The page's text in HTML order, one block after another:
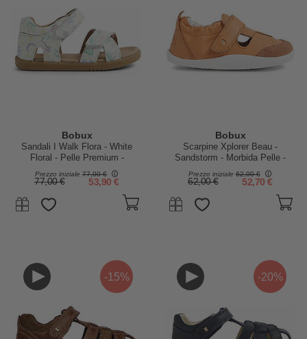
Bobux
Sandali I Walk Flora - White
Floral - Pelle Premium -
Camminatori Esperti
Prezzo iniziale 77,00 €
77,00 € 53,90 €
Bobux
Scarpine Xplorer Beau -
Sandstorm - Morbida Pelle -
Prezzo iniziale 62,00 €
62,00 € 52,70 €
-15% -20%